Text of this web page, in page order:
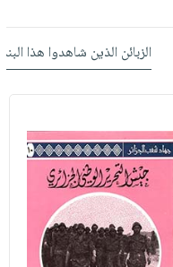
الزبائن الذين شاهدوا هذا